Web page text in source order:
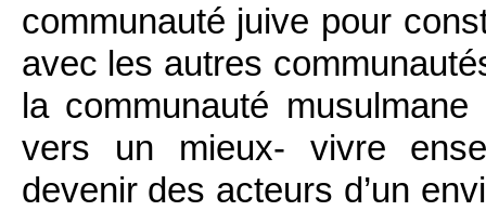
communauté juive pour
avec les autres
la communauté
vers un mieux- vivre
devenir des acteurs d’un